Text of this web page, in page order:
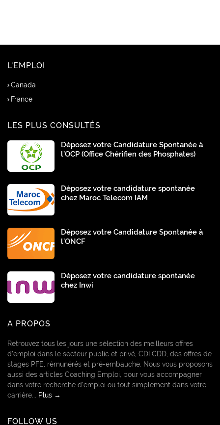
L'EMPLOI
Canada
France
LES PLUS CONSULTÉS
Déposez votre Candidature Spontanée à
l’OCP (Office Chérifien des Phosphates)
Déposez votre candidature spontanée
chez Maroc Telecom IAM
Déposez votre Candidature Spontanée à
l’ONCF
Déposez votre candidature spontanée
chez Inwi
A PROPOS
Retrouvez tous les jours une sélection des meilleurs offres
d’emploi dans le secteur public et privé, CDI CDD, des offres de
stages PFE, rémunérés et pré-embauche. Nous vous proposons
aussi des articles Coaching Emploi, pour vous accompagner
dans votre recherche d’emploi ou tout simplement dans votre
carrière...
Plus →
FOLLOW US